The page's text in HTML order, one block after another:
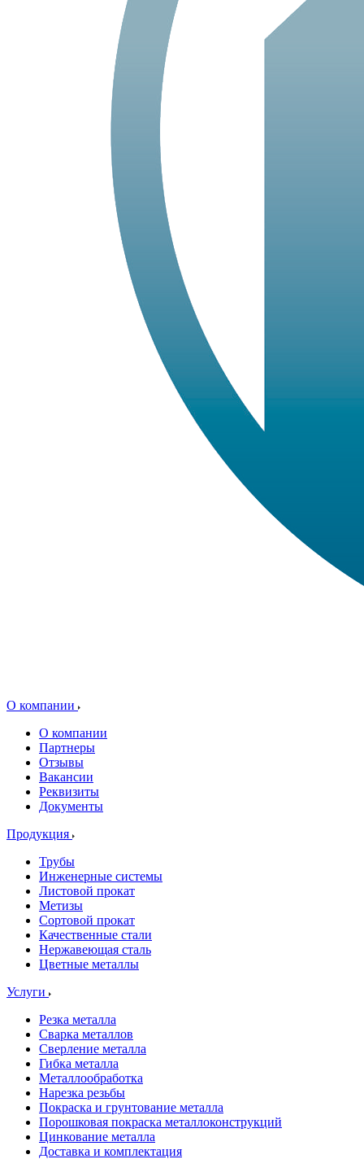
О компании
О компании
Партнеры
Отзывы
Вакансии
Реквизиты
Документы
Продукция
Трубы
Инженерные системы
Листовой прокат
Метизы
Сортовой прокат
Качественные стали
Нержавеющая сталь
Цветные металлы
Услуги
Резка металла
Сварка металлов
Сверление металла
Гибка металла
Металлообработка
Нарезка резьбы
Покраска и грунтование металла
Порошковая покраска металлоконструкций
Цинкование металла
Доставка и комплектация